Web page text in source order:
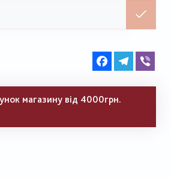
FacebookTelegram
магазину від 4000грн.